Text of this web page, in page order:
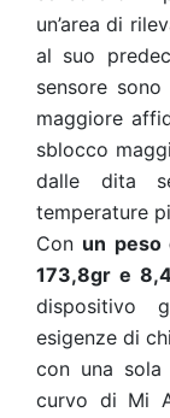
un’area di
al suo
sensore
maggiore
sblocco
dalle dita
temperature
Con un peso
173,8gr e
dispositivo
esigenze di
con una
curvo di Mi